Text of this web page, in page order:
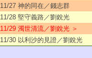
11/27 神的同在／錢志群
11/28 堅守義路／劉銳光
11/29 濁世清流／劉銳光 ＞
11/30 以利沙的見證／劉銳光